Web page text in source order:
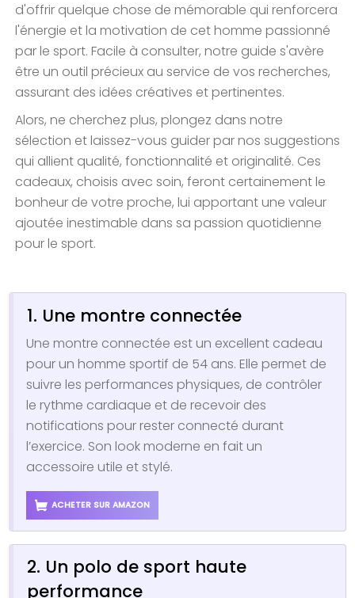
d'offrir quelque chose de mémorable qui renforcera
l'énergie et la motivation de cet homme passionné
par le sport. Facile à consulter, notre guide s'avère
être un outil précieux au service de vos recherches,
assurant des idées créatives et pertinentes.
Alors, ne cherchez plus, plongez dans notre
sélection et laissez-vous guider par nos suggestions
qui allient qualité, fonctionnalité et originalité. Ces
cadeaux, choisis avec soin, feront certainement le
bonheur de votre proche, lui apportant une valeur
ajoutée inestimable dans sa passion quotidienne
pour le sport.
1. Une montre connectée
Une montre connectée est un excellent cadeau
pour un homme sportif de 54 ans. Elle permet de
suivre les performances physiques, de contrôler
le rythme cardiaque et de recevoir des
notifications pour rester connecté durant
l’exercice. Son look moderne en fait un
accessoire utile et stylé.
ACHETER SUR AMAZON
2. Un polo de sport haute
performance